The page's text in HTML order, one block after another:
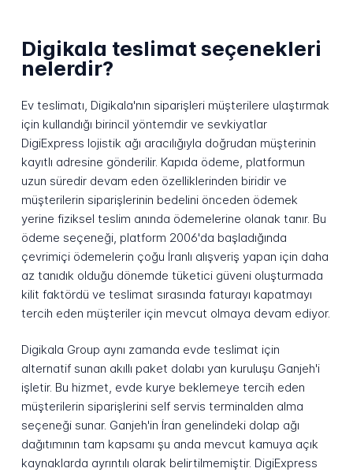
Digikala teslimat seçenekleri
nelerdir?
Ev teslimatı, Digikala'nın siparişleri müşterilere ulaştırmak
için kullandığı birincil yöntemdir ve sevkiyatlar
DigiExpress lojistik ağı aracılığıyla doğrudan müşterinin
kayıtlı adresine gönderilir. Kapıda ödeme, platformun
uzun süredir devam eden özelliklerinden biridir ve
müşterilerin siparişlerinin bedelini önceden ödemek
yerine fiziksel teslim anında ödemelerine olanak tanır. Bu
ödeme seçeneği, platform 2006'da başladığında
çevrimiçi ödemelerin çoğu İranlı alışveriş yapan için daha
az tanıdık olduğu dönemde tüketici güveni oluşturmada
kilit faktördü ve teslimat sırasında faturayı kapatmayı
tercih eden müşteriler için mevcut olmaya devam ediyor.
Digikala Group aynı zamanda evde teslimat için
alternatif sunan akıllı paket dolabı yan kuruluşu Ganjeh'i
işletir. Bu hizmet, evde kurye beklemeye tercih eden
müşterilerin siparişlerini self servis terminalden alma
seçeneği sunar. Ganjeh'in İran genelindeki dolap ağı
dağıtımının tam kapsamı şu anda mevcut kamuya açık
kaynaklarda ayrıntılı olarak belirtilmemiştir. DigiExpress